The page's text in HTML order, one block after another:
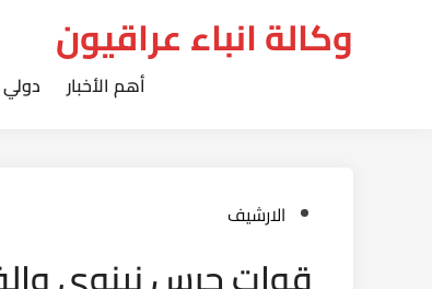
وكالة انباء عراقيون
أهم الأخبار دولي
Postedالارشيف